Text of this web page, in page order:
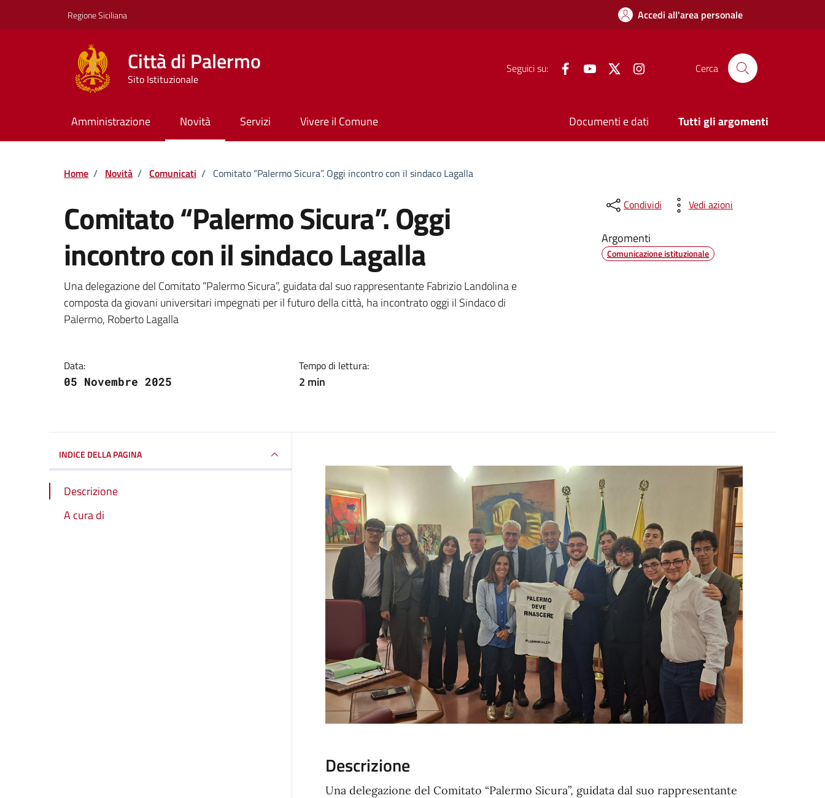
Regione Siciliana Accedi all'area personale
Città di Palermo
Sito Istituzionale
Seguici su: FacebookYouTube Twitter Cerca
Amministrazione Novità Servizi Vivere il Comune Documenti e dati Tutti gli argomenti
Home / Novità / Comunicati / Comitato “Palermo Sicura”. Oggi incontro con il sindaco Lagalla
Comitato “Palermo Sicura”. Oggi
incontro con il sindaco Lagalla
Dettagli della notizia
Una delegazione del Comitato “Palermo Sicura”, guidata dal suo rappresentante Fabrizio Landolina e
composta da giovani universitari impegnati per il futuro della città, ha incontrato oggi il Sindaco di
Palermo, Roberto Lagalla
Data:
05 Novembre 2025
Tempo di lettura:
2 min
Condividi Vedi azioni
Argomenti
Comunicazione istituzionale
INDICE DELLA PAGINA
Descrizione
A cura di
Descrizione
Una delegazione del Comitato “Palermo Sicura”, guidata dal suo rappresentante